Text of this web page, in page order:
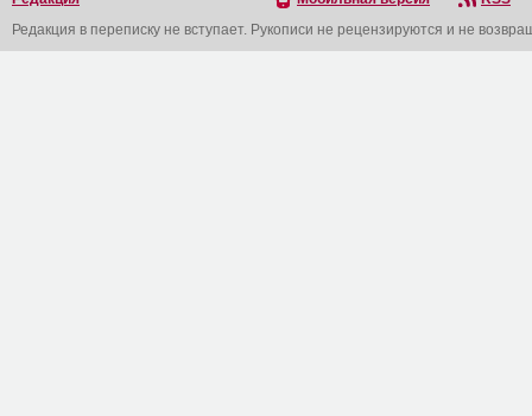
Редакция в переписку не вступает. Рукописи не рецензируются и не